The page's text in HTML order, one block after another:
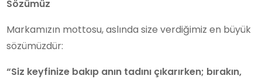
Sözümüz
Markamızın mottosu, aslında size verdiğimiz en büyük
sözümüzdür:
“Siz keyfinize bakıp anın tadını çıkarırken; bırakın,